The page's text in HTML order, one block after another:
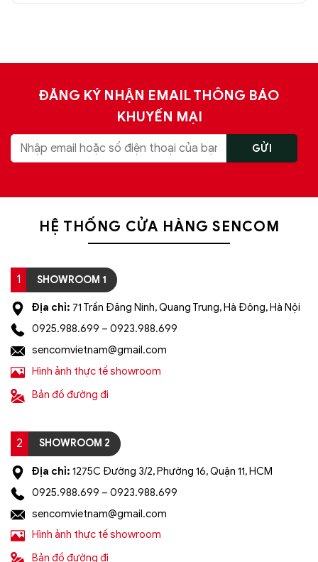
ĐĂNG KÝ NHẬN EMAIL THÔNG BÁO
KHUYẾN MẠI
HỆ THỐNG CỬA HÀNG SENCOM
1 SHOWROOM 1
Địa chỉ: 71 Trần Đăng Ninh, Quang Trung, Hà Đông, Hà Nội
0925.988.699 – 0923.988.699
sencomvietnam@gmail.com
Hình ảnh thực tế showroom
Bản đồ đường đi
2 SHOWROOM 2
Địa chỉ: 1275C Đường 3/2, Phường 16, Quận 11, HCM
0925.988.699 – 0923.988.699
sencomvietnam@gmail.com
Hình ảnh thực tế showroom
Bản đồ đường đi